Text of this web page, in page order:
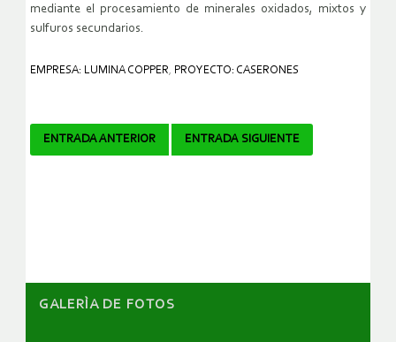
mediante el procesamiento de minerales oxidados, mixtos y
sulfuros secundarios.
EMPRESA: LUMINA COPPER, PROYECTO: CASERONES
Navegador
ENTRADA ANTERIOR ENTRADA SIGUIENTE
GALERÌA DE FOTOS